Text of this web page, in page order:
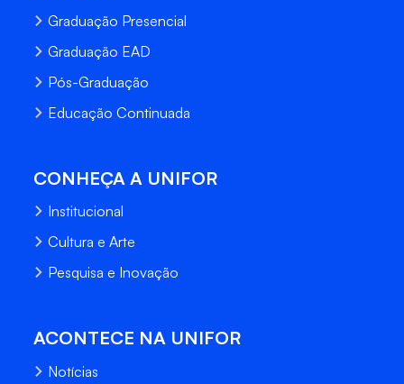
Graduação Presencial
Graduação EAD
Pós-Graduação
Educação Continuada
CONHEÇA A UNIFOR
Institucional
Cultura e Arte
Pesquisa e Inovação
ACONTECE NA UNIFOR
Notícias